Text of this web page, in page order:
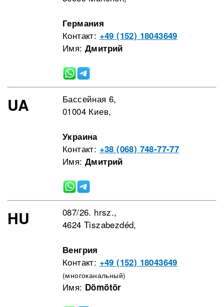
Германия
Контакт: +49 (152) 18043649
Имя: Дмитрий
UA
Бассейная 6,
01004 Киев,
Украина
Контакт: +38 (068) 748-77-77
Имя: Дмитрий
HU
087/26. hrsz.,
4624 Tiszabezdéd,
Венгрия
Контакт: +49 (152) 18043649
(многоканальный)
Имя: Dömötör